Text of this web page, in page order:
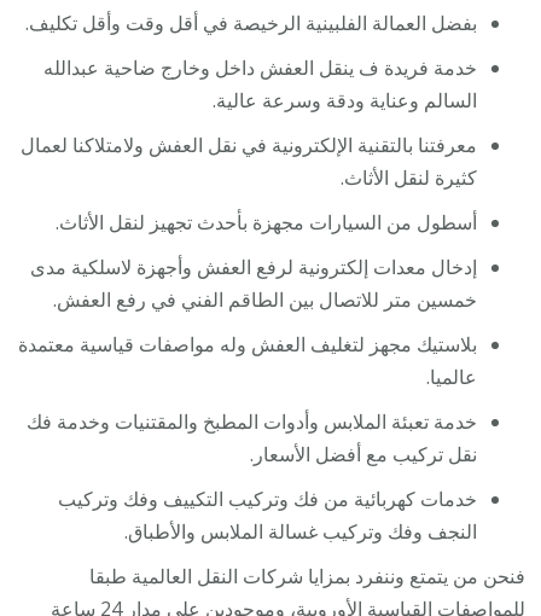
بفضل العمالة الفلبينية الرخيصة في أقل وقت وأقل تكليف.
خدمة فريدة ف ينقل العفش داخل وخارج ضاحية عبدالله
السالم وعناية ودقة وسرعة عالية.
معرفتنا بالتقنية الإلكترونية في نقل العفش ولامتلاكنا لعمال
كثيرة لنقل الأثاث.
أسطول من السيارات مجهزة بأحدث تجهيز لنقل الأثاث.
إدخال معدات إلكترونية لرفع العفش وأجهزة لاسلكية مدى
خمسين متر للاتصال بين الطاقم الفني في رفع العفش.
بلاستيك مجهز لتغليف العفش وله مواصفات قياسية معتمدة
عالميا.
خدمة تعبئة الملابس وأدوات المطبخ والمقتنيات وخدمة فك
نقل تركيب مع أفضل الأسعار.
خدمات كهربائية من فك وتركيب التكييف وفك وتركيب
النجف وفك وتركيب غسالة الملابس والأطباق.
فنحن من يتمتع وننفرد بمزايا شركات النقل العالمية طبقا
للمواصفات القياسية الأوروبية، وموجودين على مدار 24 ساعة